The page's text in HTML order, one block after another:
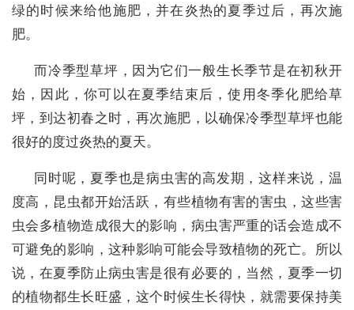
绿的时候来给他施肥，并在炎热的夏季过后，再次施
肥。
而冷季型草坪，因为它们一般生长季节是在初秋开
始，因此，你可以在夏季结束后，使用冬季化肥给草
坪，到达初春之时，再次施肥，以确保冷季型草坪也能
很好的度过炎热的夏天。
同时呢，夏季也是病虫害的高发期，这样来说，温
度高，昆虫都开始活跃，有些植物有害的害虫，这些害
虫会多植物造成很大的影响，病虫害严重的话会造成不
可避免的影响，这种影响可能会导致植物的死亡。所以
说，在夏季防止病虫害是很有必要的，当然，夏季一切
的植物都生长旺盛，这个时候生长得快，就需要保持美